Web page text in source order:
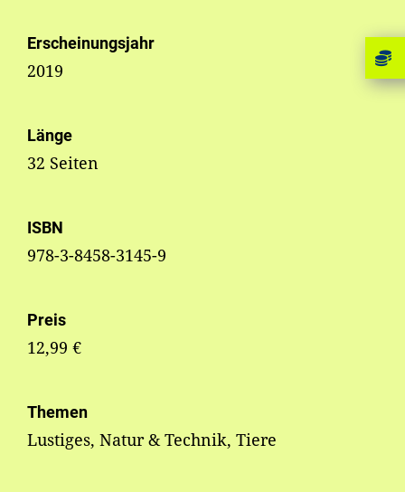
Erscheinungsjahr
2019
Länge
32 Seiten
ISBN
978-3-8458-3145-9
Preis
12,99 €
Themen
Lustiges, Natur & Technik, Tiere